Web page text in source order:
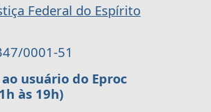
Federal do Espírito
0001-51
usuário do Eproc
às 19h)